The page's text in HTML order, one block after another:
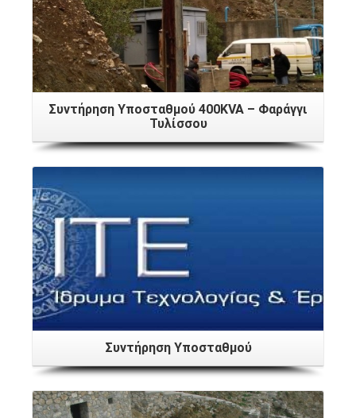
Συντήρηση Υποσταθμού 400KVA – Φαράγγι
Τυλίσσου
Συντήρηση Υποσταθμού